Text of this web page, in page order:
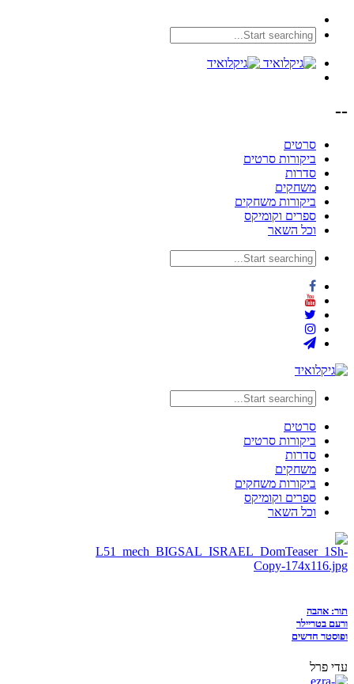
--
סרטים
ביקורות סרטים
סדרות
משחקים
ביקורות משחקים
ספרים וקומיקס
וכל השאר
סרטים
ביקורות סרטים
סדרות
משחקים
ביקורות משחקים
ספרים וקומיקס
וכל השאר
תור: אהבה
ורעם בטריילר
ופוסטר חדשים
עדי פרל